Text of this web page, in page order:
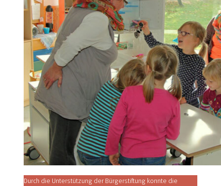
Durch die Unterstützung der Bürgerstiftung konnte die